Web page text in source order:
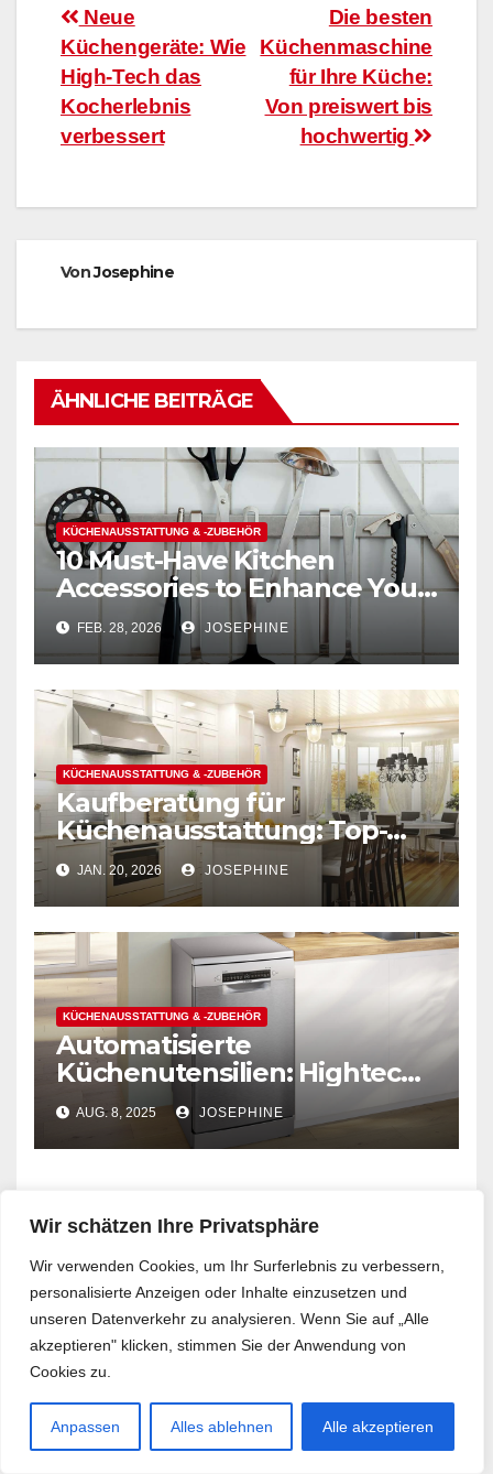
Wir schätzen Ihre Privatsphäre
Wir verwenden Cookies, um Ihr Surferlebnis zu verbessern,
personalisierte Anzeigen oder Inhalte einzusetzen und
unseren Datenverkehr zu analysieren. Wenn Sie auf „Alle
akzeptieren" klicken, stimmen Sie der Anwendung von
Cookies zu.
Anpassen Alles ablehnen Alle akzeptieren
BeitragsnavigationDie besten
Küchenmaschine
für Ihre Küche:
Von preiswert bis
hochwertig
Neue
Küchengeräte: Wie
High-Tech das
Kocherlebnis
verbessert
VonJosephine
ÄHNLICHE BEITRÄGE
KÜCHENAUSSTATTUNG & -ZUBEHÖR
10 Must-Have Kitchen
Accessories to Enhance Your
Cooking Efficiency
FEB. 28, 2026 JOSEPHINE
KÜCHENAUSSTATTUNG & -ZUBEHÖR
Kaufberatung für
Küchenausstattung: Top-
Marken und Preise im
Überblick
JAN. 20, 2026 JOSEPHINE
KÜCHENAUSSTATTUNG & -ZUBEHÖR
Automatisierte
Küchenutensilien: Hightech,
die das Putzen leicht macht
AUG. 8, 2025 JOSEPHINE
Schreibe einen Kommentar
Deine E-Mail-Adresse wird nicht veröffentlicht.
Erforderliche Felder sind mit *markiert
Kommentar*